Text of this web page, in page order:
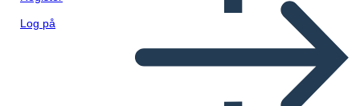
Log på